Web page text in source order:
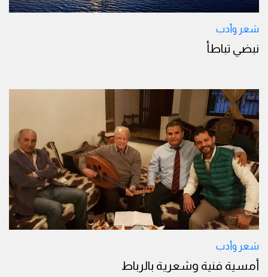
شعر وأدب
نبضي تباطأ
شعر وأدب
أمسية فنية وشعرية بالرباط